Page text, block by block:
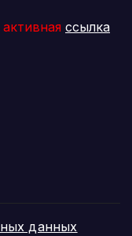
ссылка
данных